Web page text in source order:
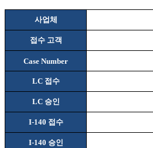
사업체
접수 고객
Case Number
LC 접수
LC 승인
I-140 접수
I-140 승인